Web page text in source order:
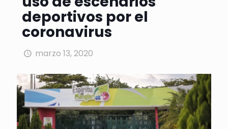
deportivos por el
coronavirus
marzo 13, 2020